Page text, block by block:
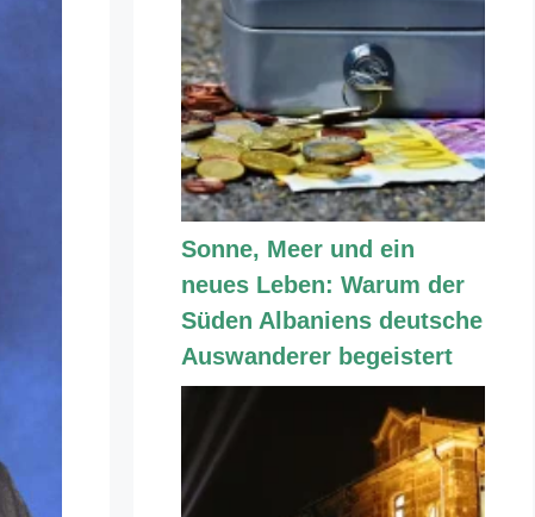
Sonne, Meer und ein
neues Leben: Warum der
Süden Albaniens deutsche
Auswanderer begeistert